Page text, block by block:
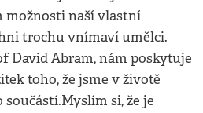
možnosti naší vlastní
trochu vnímaví umělci.
David Abram, nám poskytuje
toho, že jsme v životě
si, že je